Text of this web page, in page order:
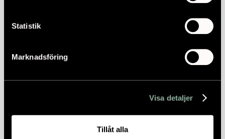
Statistik
Marknadsföring
Visa detaljer
Tillåt alla